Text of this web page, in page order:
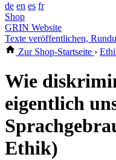
de en es fr
Shop
GRIN Website
Texte veröffentlichen,
Zur Shop-Startseite ›
Wie
eigentlich
Ethik)